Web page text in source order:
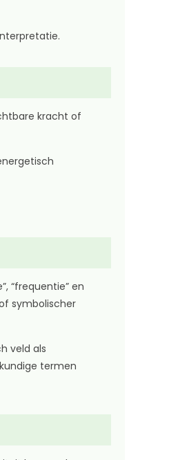
kracht of
“frequentie” en
symbolischer
veld als
termen